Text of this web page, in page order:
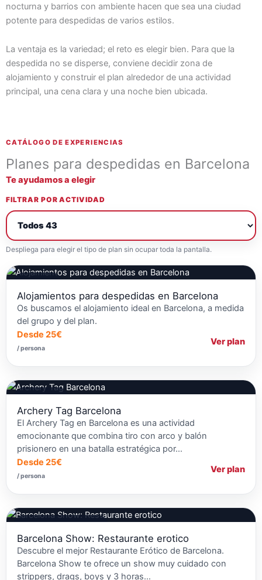
nocturna y barrios con ambiente hacen que sea una ciudad
potente para despedidas de varios estilos.
La ventaja es la variedad; el reto es elegir bien. Para que la
despedida no se disperse, conviene decidir zona de
alojamiento y construir el plan alrededor de una actividad
principal, una cena clara y una noche bien ubicada.
CATÁLOGO DE EXPERIENCIAS
Planes para despedidas en Barcelona
Te ayudamos a elegir
FILTRAR POR ACTIVIDAD
Despliega para elegir el tipo de plan sin ocupar toda la pantalla.
Alojamientos para despedidas en Barcelona
Os buscamos el alojamiento ideal en Barcelona, a medida
del grupo y del plan.
Desde 25€
/ persona
Ver plan
Archery Tag Barcelona
El Archery Tag en Barcelona es una actividad
emocionante que combina tiro con arco y balón
prisionero en una batalla estratégica por…
Desde 25€
/ persona
Ver plan
Barcelona Show: Restaurante erotico
Descubre el mejor Restaurante Erótico de Barcelona.
Barcelona Show te ofrece un show muy cuidado con
strippers, drags, boys y 3 horas…